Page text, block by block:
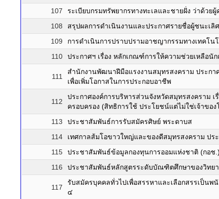
107
ระเบียบกรมทรัพยากรทางทะเลและชายฝั่ง ว่าด้ว
108
สรุปผลการดำเนินงานและประกาศรายชื่อผู้ชนะเลิ
109
การดำเนินการปราบปรามอาชญากรรมทางเทคโ
110
ประกาศฯ เรื่อง หลักเกณฑ์การให้ความช่วยเหลือนั
111
สำนักงานพัฒนาฝีมือแรงงานสมุทรสงคราม ประกา
เพื่อเพิ่มโอกาสในการประกอบอาชีพ
112
ประกาศองค์การบริหารส่วนจังหวัดสมุทรสงคราม
ครอบครอง (สิทธิการใช้ ประโยชน์แต่ไม่ใช่เจ้าขอ
113
ประชาสัมพันธ์การรับสมัครศิษย์ พระดาบส
114
เทศกาลส้มโอขาวใหญ่และของดีสมุทรสงคราม ป
115
ประชาสัมพันธ์ข้อมูลกองทุนการออมแห่งชาติ (กอช
116
ประชาสัมพันธ์หลักสูตรระดับบัณฑิตศึกษาของวิทย
117
รับสมัครบุคคลทั่วไปเพื่อสรรหาและเลือกสรรเป็น
๔